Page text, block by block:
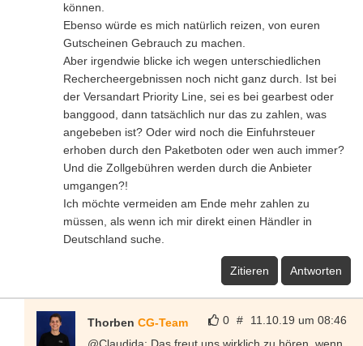
können.
Ebenso würde es mich natürlich reizen, von euren
Gutscheinen Gebrauch zu machen.
Aber irgendwie blicke ich wegen unterschiedlichen
Rechercheergebnissen noch nicht ganz durch. Ist bei
der Versandart Priority Line, sei es bei gearbest oder
banggood, dann tatsächlich nur das zu zahlen, was
angebeben ist? Oder wird noch die Einfuhrsteuer
erhoben durch den Paketboten oder wen auch immer?
Und die Zollgebühren werden durch die Anbieter
umgangen?!
Ich möchte vermeiden am Ende mehr zahlen zu
müssen, als wenn ich mir direkt einen Händler in
Deutschland suche.
Zitieren Antworten
0 # 11.10.19 um 08:46
Thorben CG-Team